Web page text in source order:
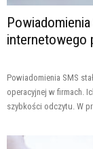
internetowego
Powiadomienia SMS
operacyjnej w firmach.
szybkości odczytu. W